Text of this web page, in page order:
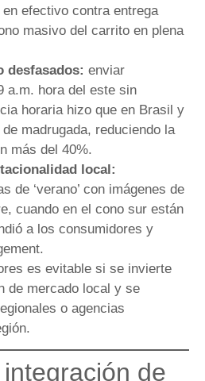
efectivo contra entrega
masivo del carrito en plena
desfasados: enviar
a.m. hora del este sin
horaria hizo que en Brasil y
madrugada, reduciendo la
más del 40%.
local:
de ‘verano’ con imágenes de
cuando en el cono sur están
a los consumidores y
es evitable si se invierte
de mercado local y se
o agencias
de